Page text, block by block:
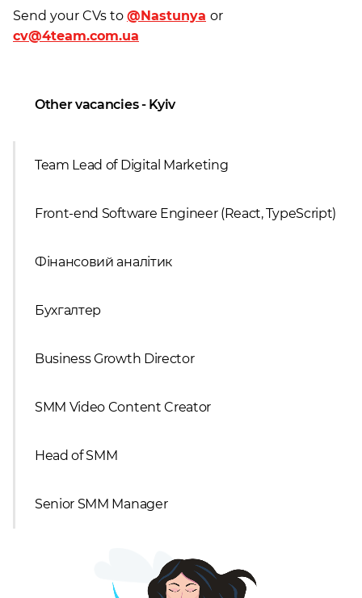
Send your CVs to @Nastunya or
cv@4team.com.ua
Other vacancies - Kyiv
Team Lead of Digital Marketing
Front-end Software Engineer (React, TypeScript)
Фінансовий аналітик
Бухгалтер
Business Growth Director
SMM Video Content Creator
Head of SMM
Senior SMM Manager